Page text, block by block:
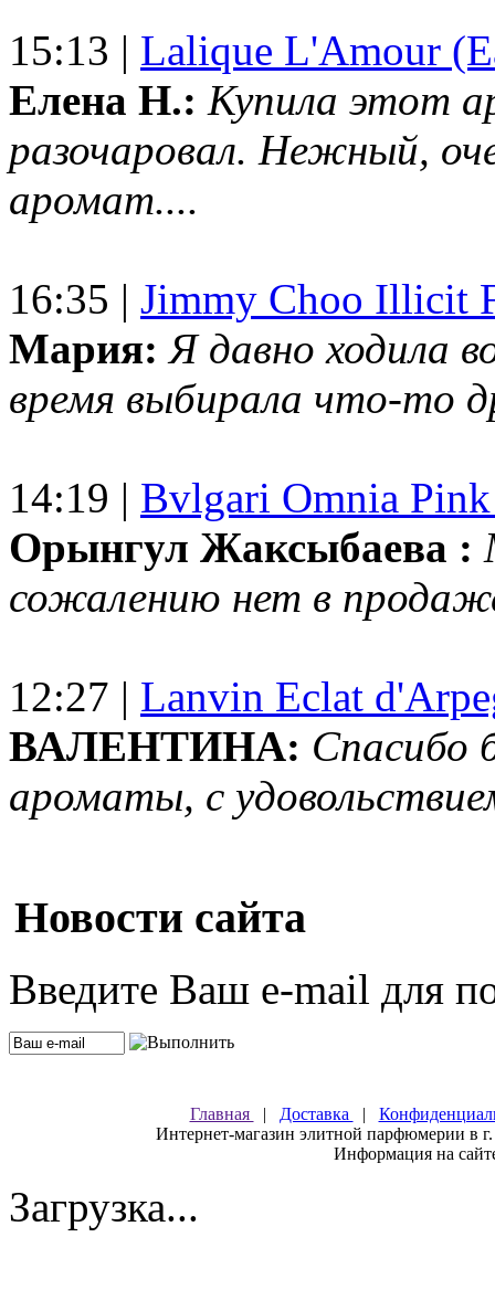
15:13 | Lalique L'Amour
Елена Н.: Купила этот
разочаровал. Нежный,
аромат....
16:35 | Jimmy Choo Illicit
Мария: Я давно ходила
время выбирала что-то
14:19 | Bvlgari Omnia
Орынгул Жаксыбаева :
сожалению нет в
12:27 | Lanvin Eclat
ВАЛЕНТИНА: Спасибо
ароматы, с
Новости сайта
Введите Ваш e-mail для
Главная | Доставка |
Интернет-магазин элитной парфюмерии в
Информация на
Загрузка...